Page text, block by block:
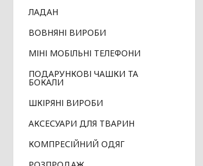
ЛАДАН
ВОВНЯНІ ВИРОБИ
МІНІ МОБІЛЬНІ ТЕЛЕФОНИ
ПОДАРУНКОВІ ЧАШКИ ТА
БОКАЛИ
ШКІРЯНІ ВИРОБИ
АКСЕСУАРИ ДЛЯ ТВАРИН
КОМПРЕСІЙНИЙ ОДЯГ